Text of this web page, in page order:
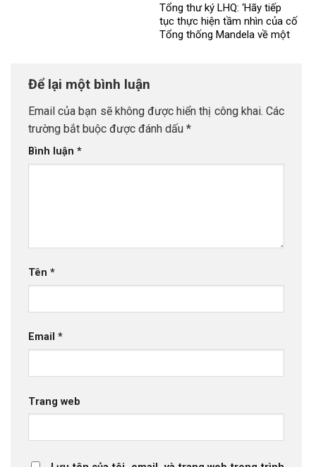
Tổng thư ký LHQ: ‘Hãy tiếp
tục thực hiện tầm nhìn của cố
Tổng thống Mandela về một
Để lại một bình luận
Email của bạn sẽ không được hiển thị công khai. Các
trường bắt buộc được đánh dấu *
Bình luận *
Tên *
Email *
Trang web